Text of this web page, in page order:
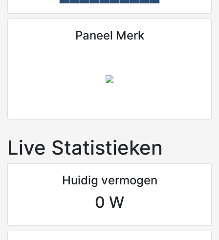
Paneel Merk
Live Statistieken
Huidig vermogen
0 W